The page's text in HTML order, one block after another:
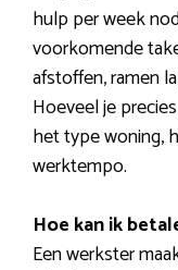
hulp per week
voorkomende
afstoffen, ramen
Hoeveel je
het type woning,
werktempo.
Hoe kan ik
Een werkster